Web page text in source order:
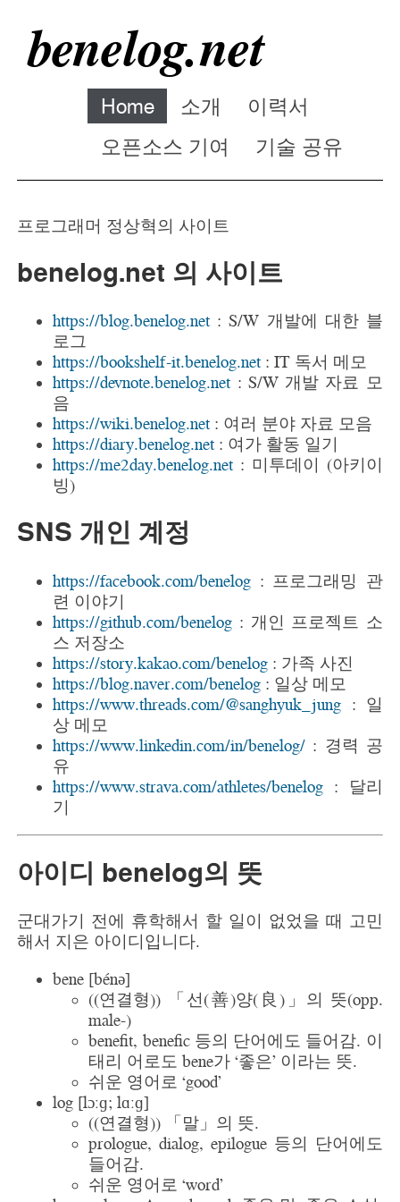
benelog.net
Home 소개
이력서
오픈소스 기여
기술 공유
프로그래머 정상혁의 사이트
benelog.net 의 사이트
https://blog.benelog.net: S/W 개발에 대한 블
로그
https://bookshelf-it.benelog.net: IT 독서 메모
https://devnote.benelog.net: S/W 개발 자료 모
음
https://wiki.benelog.net: 여러 분야 자료 모음
https://diary.benelog.net: 여가 활동 일기
https://me2day.benelog.net: 미투데이 (아키이
빙)
SNS 개인 계정
https://facebook.com/benelog : 프로그래밍 관
련 이야기
https://github.com/benelog : 개인 프로젝트 소
스 저장소
https://story.kakao.com/benelog : 가족 사진
https://blog.naver.com/benelog : 일상 메모
https://www.threads.com/@sanghyuk_jung : 일
상 메모
https://www.linkedin.com/in/benelog/ : 경력 공
유
https://www.strava.com/athletes/benelog : 달리
기
아이디 benelog의 뜻
군대가기 전에 휴학해서 할 일이 없었을 때 고민
해서 지은 아이디입니다.
bene [bénə]
((연결형)) 「선(善)양(良)」의 뜻(opp.
male-)
benefit, benefic 등의 단어에도 들어감. 이
태리 어로도 bene가 ‘좋은’ 이라는 뜻.
쉬운 영어로 ‘good’
log [lɔːɡ; lɑːɡ]
((연결형)) 「말」의 뜻.
prologue, dialog, epilogue 등의 단어에도
들어감.
쉬운 영어로 ‘word’